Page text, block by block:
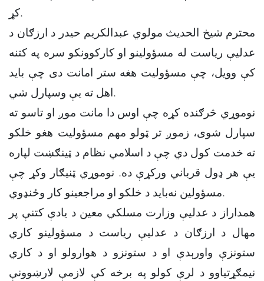
کړ.
محترم شیخ الحدیث مولوي عبدالکریم حیدر د ارزګان د
عدلیې ریاست له مسؤولینو او کارکوونکو سره په کتنه
کې وویل، چې مسؤولیت هغه ستر امانت دی چې باید
اهل ته یې وسپارل شي.
نوموړي څرګنده کړه چې اوس‌ دا مانت موږ او تاسو ته
سپارل شوی، زموږ تر ټولو مهم مسؤولیت هغو خلکو
ته خدمت کول دي چې د اسلامي نظام د ټینګښت لپاره
یې هر ډول قرباني ورکړې ده. نوموړي ټنیګار وکړ چې
مسؤولین نه‌باید د خلکو او مراجعینو کار وځنډوي.
همداراز د عدلیې وزارت مسلکي معین د یادې کتنې پر
مهال د ارزګان د عدلیې ریاست د مسؤولینو کاري
ستونزې واورېدې او د ستونزو د هوارولو او د کاري
نیمګړتیاوو د لرې کولو په برخه کې لازمې لارښوونې